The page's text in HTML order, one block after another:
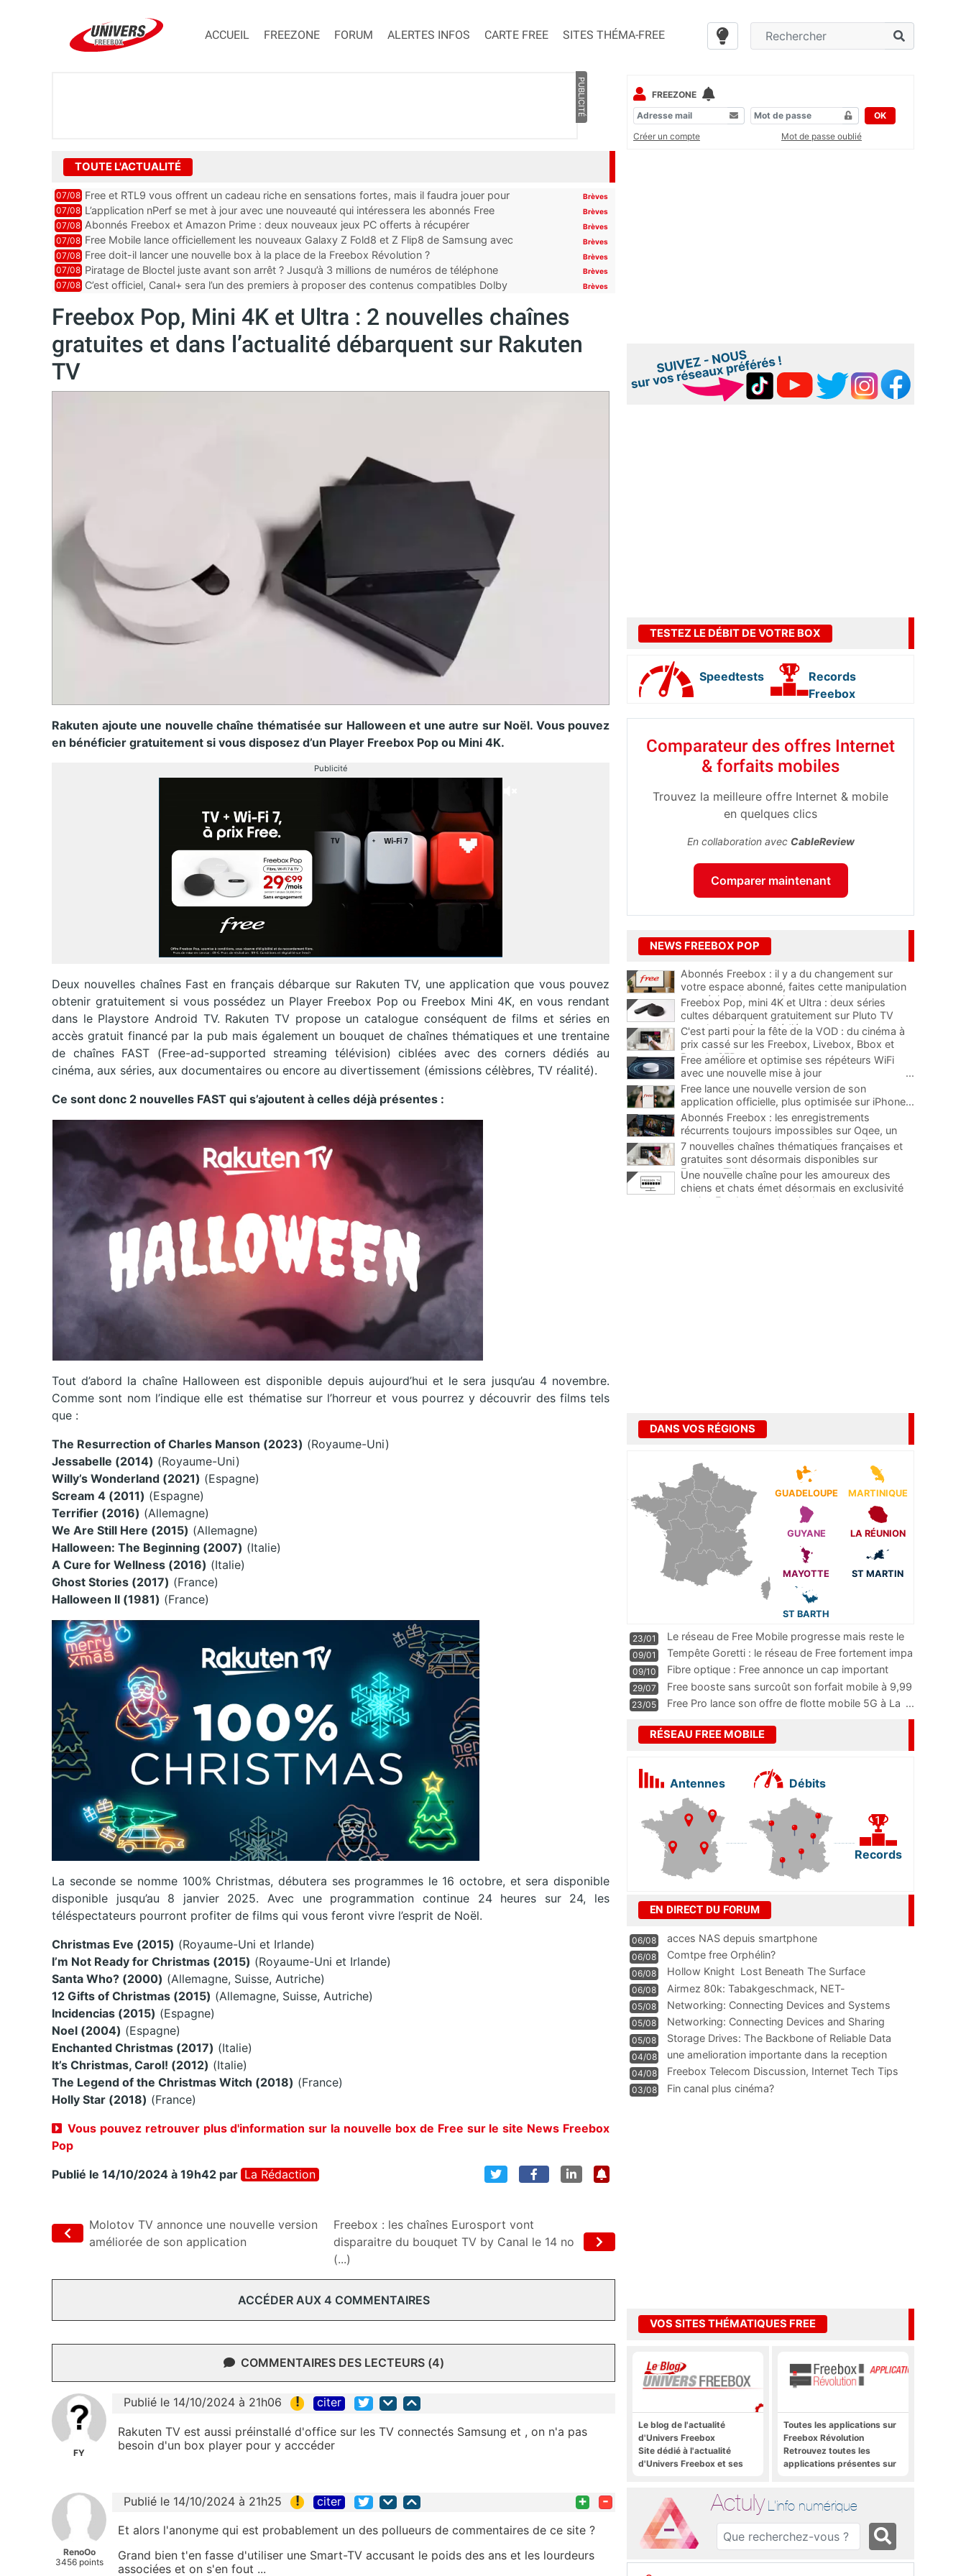
ACCUEIL FREEZONE FORUM ALERTES INFOS CARTE FREE SITES THÉMA-FREE
PUBLICITÉ
TOUTE L'ACTUALITÉ
07/08 Free et RTL9 vous offrent un cadeau riche en sensations fortes, mais il faudra jouer pour
l’obtenir
Brèves
07/08 L’application nPerf se met à jour avec une nouveauté qui intéressera les abonnés Free
Mobile, Orange, SFR ...
Brèves
07/08 Abonnés Freebox et Amazon Prime : deux nouveaux jeux PC offerts à récupérer Brèves
07/08 Free Mobile lance officiellement les nouveaux Galaxy Z Fold8 et Z Flip8 de Samsung avec
des promos et des cadeaux
Brèves
07/08 Free doit-il lancer une nouvelle box à la place de la Freebox Révolution ? Brèves
07/08 Piratage de Bloctel juste avant son arrêt ? Jusqu’à 3 millions de numéros de téléphone
auraient fuité
Brèves
07/08 C’est officiel, Canal+ sera l’un des premiers à proposer des contenus compatibles Dolby
Brèves
Freebox Pop, Mini 4K et Ultra : 2 nouvelles chaînes
gratuites et dans l’actualité débarquent sur Rakuten
TV
Rakuten ajoute une nouvelle chaîne thématisée sur Halloween et une autre sur Noël. Vous pouvez
en bénéficier gratuitement si vous disposez d’un Player Freebox Pop ou Mini 4K.
Publicité
Deux nouvelles chaînes Fast en français débarque sur Rakuten TV, une application que vous pouvez
obtenir gratuitement si vous possédez un Player Freebox Pop ou Freebox Mini 4K, en vous rendant
dans le Playstore Android TV. Rakuten TV propose un catalogue conséquent de films et séries en
accès gratuit financé par la pub mais également un bouquet de chaînes thématiques et une trentaine
de chaînes FAST (Free-ad-supported streaming télévision) ciblées avec des corners dédiés au
cinéma, aux séries, aux documentaires ou encore au divertissement (émissions célèbres, TV réalité).
Ce sont donc 2 nouvelles FAST qui s’ajoutent à celles déjà présentes :
Tout d’abord la chaîne Halloween est disponible depuis aujourd’hui et le sera jusqu’au 4 novembre.
Comme sont nom l’indique elle est thématise sur l’horreur et vous pourrez y découvrir des films tels
que :
The Resurrection of Charles Manson (2023) (Royaume-Uni)
Jessabelle (2014) (Royaume-Uni)
Willy’s Wonderland (2021) (Espagne)
Scream 4 (2011) (Espagne)
Terrifier (2016) (Allemagne)
We Are Still Here (2015) (Allemagne)
Halloween: The Beginning (2007) (Italie)
A Cure for Wellness (2016) (Italie)
Ghost Stories (2017) (France)
Halloween II (1981) (France)
La seconde se nomme 100% Christmas, débutera ses programmes le 16 octobre, et sera disponible
disponible jusqu’au 8 janvier 2025. Avec une programmation continue 24 heures sur 24, les
téléspectateurs pourront profiter de films qui vous feront vivre l’esprit de Noël.
Christmas Eve (2015) (Royaume-Uni et Irlande)
I’m Not Ready for Christmas (2015) (Royaume-Uni et Irlande)
Santa Who? (2000) (Allemagne, Suisse, Autriche)
12 Gifts of Christmas (2015) (Allemagne, Suisse, Autriche)
Incidencias (2015) (Espagne)
Noel (2004) (Espagne)
Enchanted Christmas (2017) (Italie)
It’s Christmas, Carol! (2012) (Italie)
The Legend of the Christmas Witch (2018) (France)
Holly Star (2018) (France)
Vous pouvez retrouver plus d'information sur la nouvelle box de Free sur le site News Freebox
Pop
Publié le 14/10/2024 à 19h42 par La Rédaction
Molotov TV annonce une nouvelle version
améliorée de son application
Freebox : les chaînes Eurosport vont
disparaitre du bouquet TV by Canal le 14 no
(...)
ACCÉDER AUX 4 COMMENTAIRES
COMMENTAIRES DES LECTEURS (4)
FY
Publié le 14/10/2024 à 21h06 ! citer
Rakuten TV est aussi préinstallé d'office sur les TV connectés Samsung et , on n'a pas
besoin d'un box player pour y acccéder
RenoOo
3456 points
Publié le 14/10/2024 à 21h25 ! citer + -
Et alors l'anonyme qui est probablement un des pollueurs de commentaires de ce site ?
Grand bien t'en fasse d'utiliser une Smart-TV accusant le poids des ans et les lourdeurs
associées et on s'en fout ...
FREEZONE
OK
Créer un compte
Mot de passe oublié
TESTEZ LE DÉBIT DE VOTRE BOX
Speedtests
Records
Freebox
Comparateur des offres Internet
& forfaits mobiles
Trouvez la meilleure offre Internet & mobile
en quelques clics
En collaboration avec CableReview
Comparer maintenant
NEWS FREEBOX POP
Abonnés Freebox : il y a du changement sur
votre espace abonné, faites cette manipulation
pour éviter de mauvaises surprises
Freebox Pop, mini 4K et Ultra : deux séries
cultes débarquent gratuitement sur Pluto TV
avec leurs chaînes dédiées
C'est parti pour la fête de la VOD : du cinéma à
prix cassé sur les Freebox, Livebox, Bbox et
Box de SFR
Free améliore et optimise ses répéteurs WiFi
avec une nouvelle mise à jour
...
Free lance une nouvelle version de son
application officielle, plus optimisée sur iPhone...
Abonnés Freebox : les enregistrements
récurrents toujours impossibles sur Oqee, un
super outil de la communauté Free pallie ce
manque
7 nouvelles chaînes thématiques françaises et
gratuites sont désormais disponibles sur
Freebox TV
Une nouvelle chaîne pour les amoureux des
chiens et chats émet désormais en exclusivité
sur les Freebox, et c'est inclus
DANS VOS RÉGIONS
GUADELOUPE MARTINIQUE
GUYANE LA RÉUNION
MAYOTTE ST MARTIN
ST BARTH
23/01
Le réseau de Free Mobile progresse mais reste le
m
...
09/01
Tempête Goretti : le réseau de Free fortement impa
09/10
Fibre optique : Free annonce un cap important
pass
...
29/07
Free booste sans surcoût son forfait mobile à 9,99
23/05 Free Pro lance son offre de flotte mobile 5G à La ...
RÉSEAU FREE MOBILE
Antennes Débits
Records
EN DIRECT DU FORUM
06/08 acces NAS depuis smartphone
06/08 Comtpe free Orphélin?
06/08 Hollow Knight  Lost Beneath The Surface
06/08
Airmez 80k: Tabakgeschmack, NET-
Technologie und Leistung im
05/08 Networking: Connecting Devices and Systems
05/08
Networking: Connecting Devices and Sharing
Information
05/08
Storage Drives: The Backbone of Reliable Data
Management
04/08
une amelioration importante dans la reception
WIFI
04/08
Freebox Telecom Discussion, Internet Tech Tips
Communi
03/08 Fin canal plus cinéma?
VOS SITES THÉMATIQUES FREE
Le blog de l'actualité
d'Univers Freebox
Site dédié à l'actualité
d'Univers Freebox et ses
thématiques Actuly, à
Freezone, etc.
Toutes les applications sur
Freebox Révolution
Retrouvez toutes les
applications présentes sur
Actuly L'info numérique